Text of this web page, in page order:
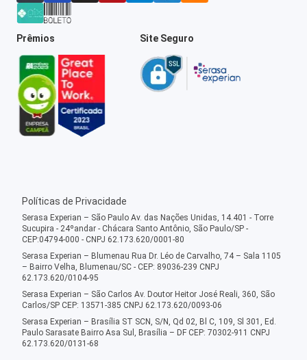
Prêmios Site Seguro
Políticas de Privacidade
Serasa Experian – São Paulo Av. das Nações Unidas, 14.401 - Torre
Sucupira - 24ºandar - Chácara Santo Antônio, São Paulo/SP -
CEP:04794-000 - CNPJ 62.173.620/0001-80
Serasa Experian – Blumenau Rua Dr. Léo de Carvalho, 74 – Sala 1105
– Bairro Velha, Blumenau/SC - CEP: 89036-239 CNPJ
62.173.620/0104-95
Serasa Experian – São Carlos Av. Doutor Heitor José Reali, 360, São
Carlos/SP CEP: 13571-385 CNPJ 62.173.620/0093-06
Serasa Experian – Brasília ST SCN, S/N, Qd 02, Bl C, 109, Sl 301, Ed.
Paulo Sarasate Bairro Asa Sul, Brasília – DF CEP: 70302-911 CNPJ
62.173.620/0131-68